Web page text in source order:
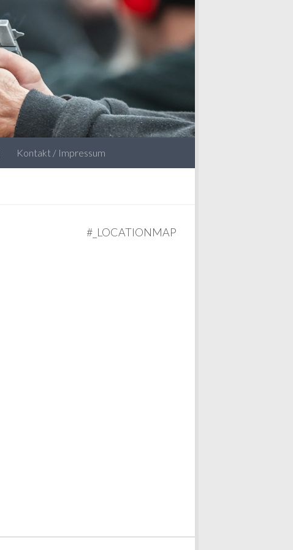
Kontakt / Impressum
#_LOCATIONMAP